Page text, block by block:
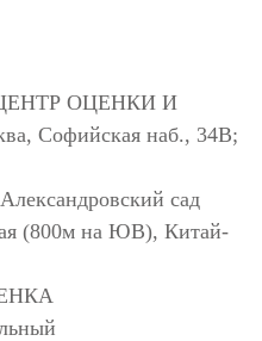
ОЦЕНКИ И
Софийская наб., 34В;
сад
(800м на ЮВ), Китай-